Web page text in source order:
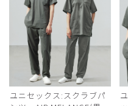
ユニセックス:スクラブパ